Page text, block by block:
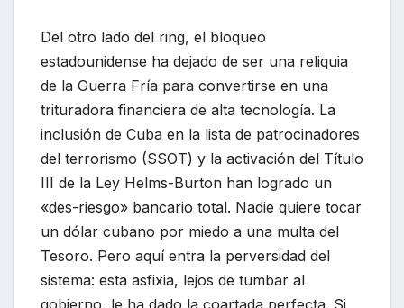
Del otro lado del ring, el bloqueo
estadounidense ha dejado de ser una reliquia
de la Guerra Fría para convertirse en una
trituradora financiera de alta tecnología. La
inclusión de Cuba en la lista de patrocinadores
del terrorismo (SSOT) y la activación del Título
III de la Ley Helms-Burton han logrado un
«des-riesgo» bancario total. Nadie quiere tocar
un dólar cubano por miedo a una multa del
Tesoro. Pero aquí entra la perversidad del
sistema: esta asfixia, lejos de tumbar al